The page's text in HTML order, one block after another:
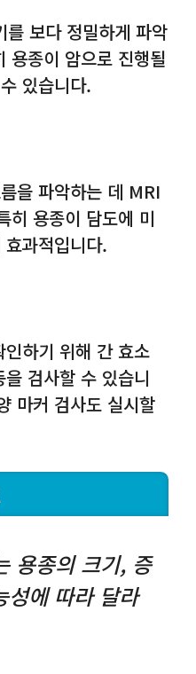
보다 정밀하게 파악
용종이 암으로 진행될
있습니다.
을 파악하는 데 MRI
히 용종이 담도에 미
과적입니다.
하기 위해 간 효소
검사할 수 있습니
마커 검사도 실시할
용종의 크기, 증
성에 따라 달라